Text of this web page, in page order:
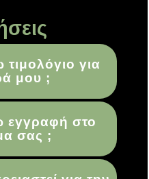
για
μου ;
εγγραφή στο
σας ;